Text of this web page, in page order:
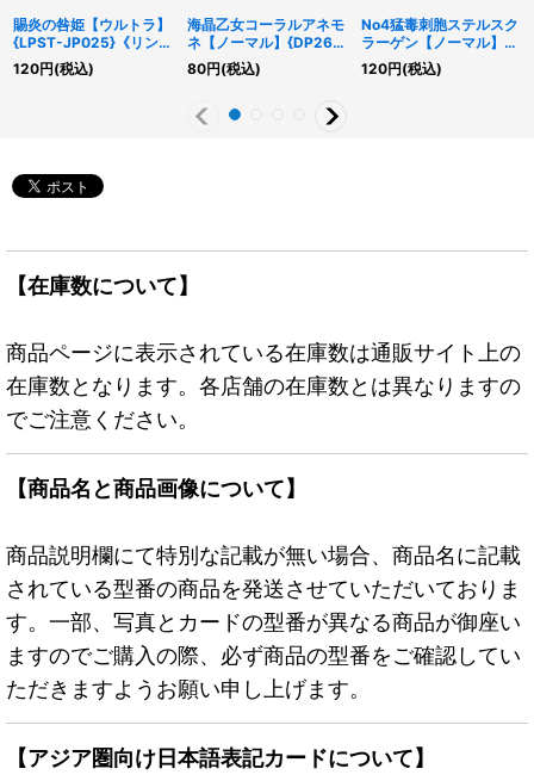
賜炎の咎姫【ウルトラ】
{LPST-JP025}《リン
ク》
120円(税込)
海晶乙女コーラルアネモ
ネ【ノーマル】{DP26-
JP041}《リンク》
80円(税込)
No4猛毒刺胞ステルスク
ラーゲン【ノーマル】
{AC04-JP040}《エク
シーズ》
120円(税込)
【在庫数について】
商品ページに表示されている在庫数は通販サイト上の
在庫数となります。各店舗の在庫数とは異なりますの
でご注意ください。
【商品名と商品画像について】
商品説明欄にて特別な記載が無い場合、商品名に記載
されている型番の商品を発送させていただいておりま
す。一部、写真とカードの型番が異なる商品が御座い
ますのでご購入の際、必ず商品の型番をご確認してい
ただきますようお願い申し上げます。
【アジア圏向け日本語表記カードについて】